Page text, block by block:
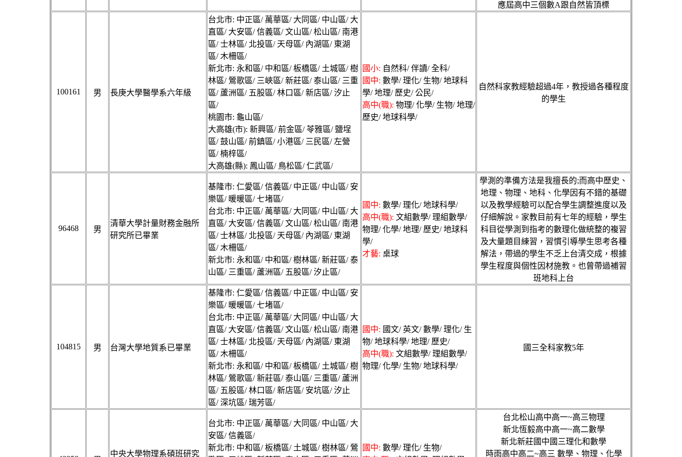
應屆高中三個數A跟自然皆頂標
100161 男 長庚大學醫學系六年級
台北市: 中正區/ 萬華區/ 大同區/ 中山區/ 大
直區/ 大安區/ 信義區/ 文山區/ 松山區/ 南港
區/ 士林區/ 北投區/ 天母區/ 內湖區/ 東湖
區/ 木柵區/
新北市: 永和區/ 中和區/ 板橋區/ 土城區/ 樹
林區/ 鶯歌區/ 三峽區/ 新莊區/ 泰山區/ 三重
區/ 蘆洲區/ 五股區/ 林口區/ 新店區/ 汐止
區/
桃園市: 龜山區/
大高雄(市): 新興區/ 前金區/ 苓雅區/ 鹽埕
區/ 鼓山區/ 前鎮區/ 小港區/ 三民區/ 左營
區/ 楠梓區/
大高雄(縣): 鳳山區/ 鳥松區/ 仁武區/
國小: 自然科/ 伴讀/ 全科/
國中: 數學/ 理化/ 生物/ 地球科
學/ 地理/ 歷史/ 公民/
高中(職): 物理/ 化學/ 生物/ 地理/
歷史/ 地球科學/
自然科家教經驗超過4年，教授過各種程度
的學生
96468 男
清華大學計量財務金融所
研究所已畢業
基隆市: 仁愛區/ 信義區/ 中正區/ 中山區/ 安
樂區/ 暖暖區/ 七堵區/
台北市: 中正區/ 萬華區/ 大同區/ 中山區/ 大
直區/ 大安區/ 信義區/ 文山區/ 松山區/ 南港
區/ 士林區/ 北投區/ 天母區/ 內湖區/ 東湖
區/ 木柵區/
新北市: 永和區/ 中和區/ 樹林區/ 新莊區/ 泰
山區/ 三重區/ 蘆洲區/ 五股區/ 汐止區/
國中: 數學/ 理化/ 地球科學/
高中(職): 文組數學/ 理組數學/
物理/ 化學/ 地理/ 歷史/ 地球科
學/
才藝: 桌球
學測的準備方法是我擅長的;而高中歷史、
地理、物理、地科、化學因有不錯的基礎
以及教學經驗可以配合學生調整進度以及
仔細解說。家教目前有七年的經驗，學生
科目從學測到指考的數理化做統整的複習
及大量題目練習，習慣引導學生思考各種
解法，帶過的學生不乏上台清交成，根據
學生程度與個性因材施教。也曾帶過補習
班地科上台
104815 男 台灣大學地質系已畢業
基隆市: 仁愛區/ 信義區/ 中正區/ 中山區/ 安
樂區/ 暖暖區/ 七堵區/
台北市: 中正區/ 萬華區/ 大同區/ 中山區/ 大
直區/ 大安區/ 信義區/ 文山區/ 松山區/ 南港
區/ 士林區/ 北投區/ 天母區/ 內湖區/ 東湖
區/ 木柵區/
新北市: 永和區/ 中和區/ 板橋區/ 土城區/ 樹
林區/ 鶯歌區/ 新莊區/ 泰山區/ 三重區/ 蘆洲
區/ 五股區/ 林口區/ 新店區/ 安坑區/ 汐止
區/ 深坑區/ 瑞芳區/
國中: 國文/ 英文/ 數學/ 理化/ 生
物/ 地球科學/ 地理/ 歷史/
高中(職): 文組數學/ 理組數學/
物理/ 化學/ 生物/ 地球科學/
國三全科家教5年
中央大學物理系碩班研究
台北市: 中正區/ 萬華區/ 大同區/ 中山區/ 大
安區/ 信義區/
新北市: 中和區/ 板橋區/ 土城區/ 樹林區/ 鶯
國中: 數學/ 理化/ 生物/
台北松山高中高一~高三物理
新北恆毅高中高一~高二數學
新北新莊國中國三理化和數學
時雨高中高二~高三 數學、物理、化學